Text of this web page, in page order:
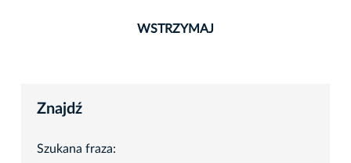
WSTRZYMAJ
Znajdź
Szukana fraza: